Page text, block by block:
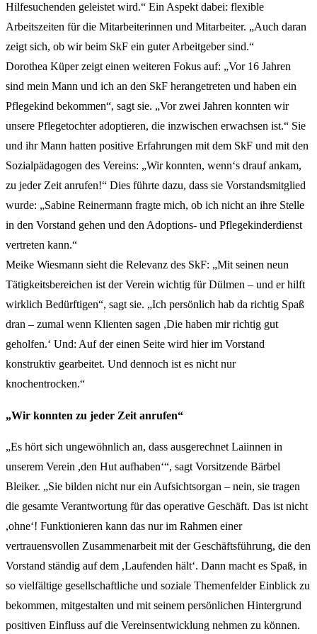
Hilfesuchenden geleistet wird.“ Ein Aspekt dabei: flexible
Arbeitszeiten für die Mitarbeiterinnen und Mitarbeiter. „Auch daran
zeigt sich, ob wir beim SkF ein guter Arbeitgeber sind.“
Dorothea Küper zeigt einen weiteren Fokus auf: „Vor 16 Jahren
sind mein Mann und ich an den SkF herangetreten und haben ein
Pflegekind bekommen“, sagt sie. „Vor zwei Jahren konnten wir
unsere Pflegetochter adoptieren, die inzwischen erwachsen ist.“ Sie
und ihr Mann hatten positive Erfahrungen mit dem SkF und mit den
Sozialpädagogen des Vereins: „Wir konnten, wenn‘s drauf ankam,
zu jeder Zeit anrufen!“ Dies führte dazu, dass sie Vorstandsmitglied
wurde: „Sabine Reinermann fragte mich, ob ich nicht an ihre Stelle
in den Vorstand gehen und den Adoptions- und Pflegekinderdienst
vertreten kann.“
Meike Wiesmann sieht die Relevanz des SkF: „Mit seinen neun
Tätigkeitsbereichen ist der Verein wichtig für Dülmen – und er hilft
wirklich Bedürftigen“, sagt sie. „Ich persönlich hab da richtig Spaß
dran – zumal wenn Klienten sagen ,Die haben mir richtig gut
geholfen.‘ Und: Auf der einen Seite wird hier im Vorstand
konstruktiv gearbeitet. Und dennoch ist es nicht nur
knochentrocken.“
„Wir konnten zu jeder Zeit anrufen“
„Es hört sich ungewöhnlich an, dass ausgerechnet Laiinnen in
unserem Verein ,den Hut aufhaben‘“, sagt Vorsitzende Bärbel
Bleiker. „Sie bilden nicht nur ein Aufsichtsorgan – nein, sie tragen
die gesamte Verantwortung für das operative Geschäft. Das ist nicht
,ohne‘! Funktionieren kann das nur im Rahmen einer
vertrauensvollen Zusammenarbeit mit der Geschäftsführung, die den
Vorstand ständig auf dem ,Laufenden hält‘. Dann macht es Spaß, in
so vielfältige gesellschaftliche und soziale Themenfelder Einblick zu
bekommen, mitgestalten und mit seinem persönlichen Hintergrund
positiven Einfluss auf die Vereinsentwicklung nehmen zu können.